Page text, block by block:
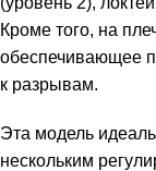
Кроме того, на
обеспечивающее
к разрывам.
Эта модель
нескольким